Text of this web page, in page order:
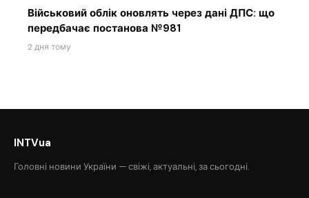
Військовий облік оновлять через дані ДПС: що
передбачає постанова №981
2 дня тому
INTVua
Головні новини України — свіжі, актуальні, за сьогодні.